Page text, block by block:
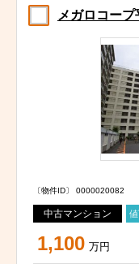
メガロコー
〔物件ID〕 0000020082
中古マンション
1,100 万円